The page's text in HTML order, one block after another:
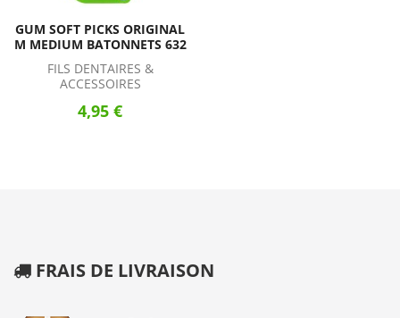
GUM SOFT PICKS ORIGINAL
M MEDIUM BATONNETS 632
FILS DENTAIRES &
ACCESSOIRES
4,95 €
FRAIS DE LIVRAISON